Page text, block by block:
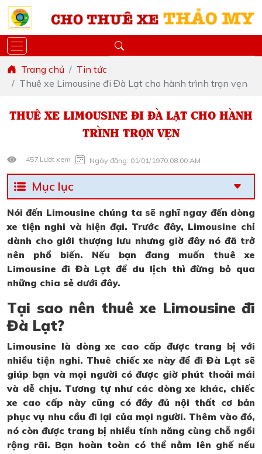
Trang chủ
Tin tức
Thuê xe Limousine đi Đà Lạt cho hành trình trọn vẹn
THUÊ XE LIMOUSINE ĐI ĐÀ LẠT CHO HÀNH
TRÌNH TRỌN VẸN
457 Lượt xem Ngày đăng: 01/01/1970 08:00 AM
Mục lục
Nói đến Limousine chúng ta sẽ nghĩ ngay đến dòng
xe tiện nghi và hiện đại. Trước đây, Limousine chỉ
dành cho giới thượng lưu nhưng giờ đây nó đã trở
nên phổ biến. Nếu bạn đang muốn thuê xe
Limousine đi Đà Lạt để du lịch thì đừng bỏ qua
những chia sẻ dưới đây.
Tại sao nên thuê xe Limousine đi
Đà Lạt?
Limousine là dòng xe cao cấp được trang bị với
nhiều tiện nghi. Thuê chiếc xe này để đi Đà Lạt sẽ
giúp bạn và mọi người có được giờ phút thoải mái
và dễ chịu. Tương tự như các dòng xe khác, chiếc
xe cao cấp này cũng có đầy đủ nội thất cơ bản
phục vụ nhu cầu đi lại của mọi người. Thêm vào đó,
nó còn được trang bị nhiều tính năng cùng chỗ ngồi
rộng rãi. Bạn hoàn toàn có thể nằm lên ghế nếu